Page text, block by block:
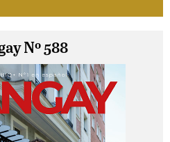
Nº 588